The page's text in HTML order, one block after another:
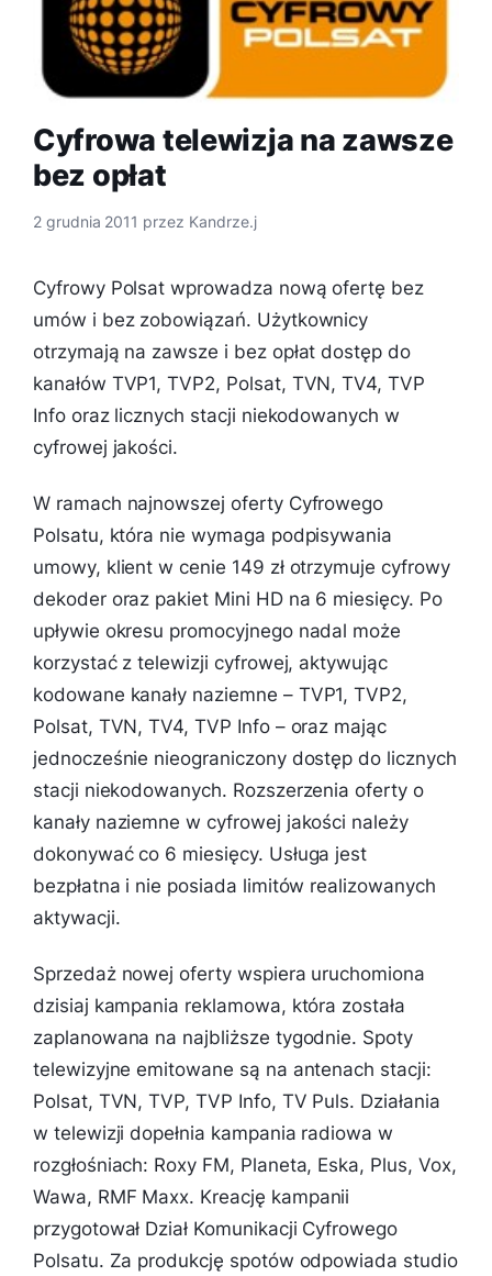
Cyfrowa telewizja na zawsze
bez opłat
2 grudnia 2011 przez Kandrze.j
Cyfrowy Polsat wprowadza nową ofertę bez
umów i bez zobowiązań. Użytkownicy
otrzymają na zawsze i bez opłat dostęp do
kanałów TVP1, TVP2, Polsat, TVN, TV4, TVP
Info oraz licznych stacji niekodowanych w
cyfrowej jakości.
W ramach najnowszej oferty Cyfrowego
Polsatu, która nie wymaga podpisywania
umowy, klient w cenie 149 zł otrzymuje cyfrowy
dekoder oraz pakiet Mini HD na 6 miesięcy. Po
upływie okresu promocyjnego nadal może
korzystać z telewizji cyfrowej, aktywując
kodowane kanały naziemne – TVP1, TVP2,
Polsat, TVN, TV4, TVP Info – oraz mając
jednocześnie nieograniczony dostęp do licznych
stacji niekodowanych. Rozszerzenia oferty o
kanały naziemne w cyfrowej jakości należy
dokonywać co 6 miesięcy. Usługa jest
bezpłatna i nie posiada limitów realizowanych
aktywacji.
Sprzedaż nowej oferty wspiera uruchomiona
dzisiaj kampania reklamowa, która została
zaplanowana na najbliższe tygodnie. Spoty
telewizyjne emitowane są na antenach stacji:
Polsat, TVN, TVP, TVP Info, TV Puls. Działania
w telewizji dopełnia kampania radiowa w
rozgłośniach: Roxy FM, Planeta, Eska, Plus, Vox,
Wawa, RMF Maxx. Kreację kampanii
przygotował Dział Komunikacji Cyfrowego
Polsatu. Za produkcję spotów odpowiada studio